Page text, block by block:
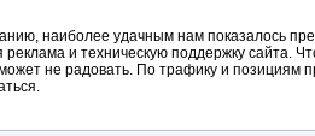
наиболее удачным нам показалось
реклама и техническую поддержку сайта.
не радовать. По трафику и позициям